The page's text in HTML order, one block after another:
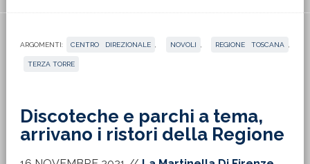
ARGOMENTI: CENTRO DIREZIONALE NOVOLI REGIONE TOSCANA
TERZA TORRE
Discoteche e parchi a tema,
arrivano i ristori della Regione